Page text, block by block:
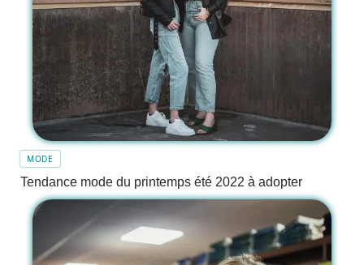
MODE
Tendance mode du printemps été 2022 à adopter